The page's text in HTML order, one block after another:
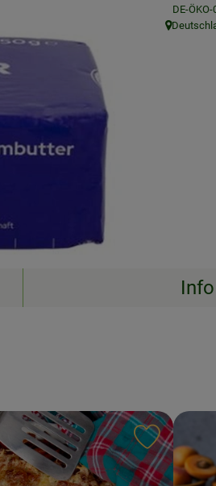
,DE-ÖKO-
, Herkunft:
Info
hinzufügen Rezept